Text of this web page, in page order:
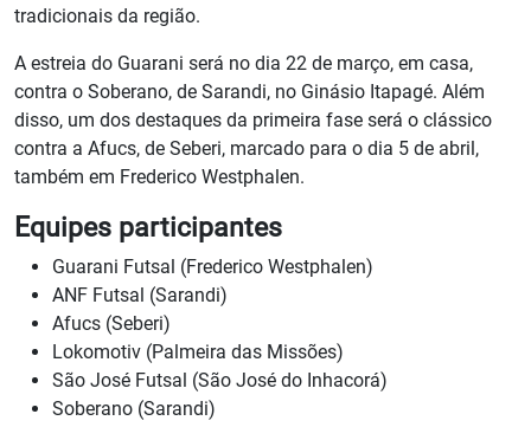
tradicionais da região.
A estreia do Guarani será no dia 22 de março, em casa,
contra o Soberano, de Sarandi, no Ginásio Itapagé. Além
disso, um dos destaques da primeira fase será o clássico
contra a Afucs, de Seberi, marcado para o dia 5 de abril,
também em Frederico Westphalen.
Equipes participantes
Guarani Futsal (Frederico Westphalen)
ANF Futsal (Sarandi)
Afucs (Seberi)
Lokomotiv (Palmeira das Missões)
São José Futsal (São José do Inhacorá)
Soberano (Sarandi)